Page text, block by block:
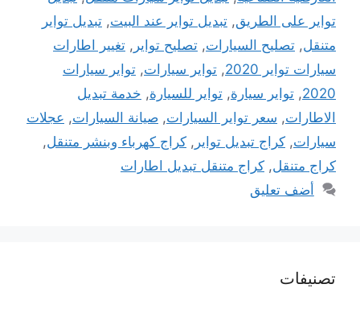
تواير على الطريق, تبديل تواير عند البيت, تبديل تواير
متنقل, تصليح السيارات, تصليح تواير , تغيير اطارات
سيارات تواير 2020
, تواير سيارات, تواير سيارات
2020
, تواير سيارة, تواير للسيارة, خدمة تبديل
الاطارات, سعر تواير السيارات, صيانة السيارات, عجلات
سيارات, كراج تبديل تواير , كراج كهرباء وبنشر متنقل,
كراج متنقل, كراج متنقل تبديل اطارات
أضف تعليق
تصنيفات